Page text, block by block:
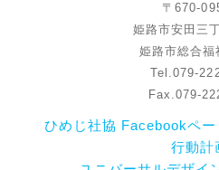
〒670-
姫路市安田三
姫路市総合福
Tel.079-
Fax.079-
ひめじ社協 Facebookペー
行動計